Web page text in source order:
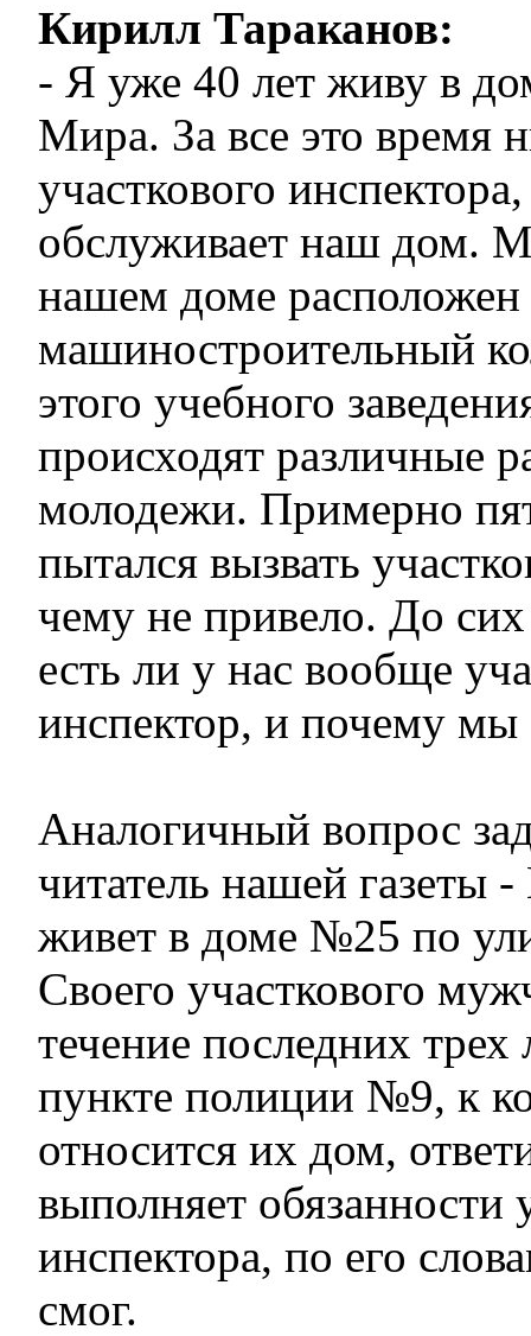
Кирилл Тараканов:
- Я уже 40 лет живу в
Мира. За все это время
участкового
обслуживает наш дом.
нашем доме расположен
машиностроительный
этого учебного
происходят различные
молодежи. Примерно
пытался вызвать
чему не привело. До
есть ли у нас вообще
инспектор, и почему мы
Аналогичный вопрос
читатель нашей газеты
живет в доме №25 по
Своего участкового
течение последних трех
пункте полиции №9, к
относится их дом,
выполняет обязанности
инспектора, по его
смог.